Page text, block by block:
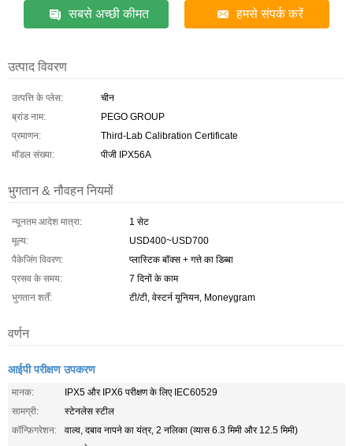
सबसे अच्छी कीमत हमसे संपर्क करें
उत्पाद विवरण
उत्पत्ति के प्लेस:
चीन
ब्रांड नाम:
PEGO GROUP
प्रमाणन:
Third-Lab Calibration Certificate
मॉडल संख्या:
पीजी IPX56A
भुगतान & नौवहन नियमों
न्यूनतम आदेश मात्रा:
1 सेट
मूल्य:
USD400~USD700
पैकेजिंग विवरण:
प्लास्टिक बॉक्स + गत्ते का डिब्बा
प्रसव के समय:
7 दिनों के काम
भुगतान शर्तें:
टी/टी, वेस्टर्न यूनियन, Moneygram
वर्णन
आईपी ​​परीक्षण उपकरण
मानक:
IPX5 और IPX6 परीक्षण के लिए IEC60529
सामग्री:
स्टेनलेस स्टील
कॉन्फ़िगरेशन:
वाल्व, दबाव नापने का यंत्र, 2 नलिका (व्यास 6.3 मिमी और 12.5 मिमी)